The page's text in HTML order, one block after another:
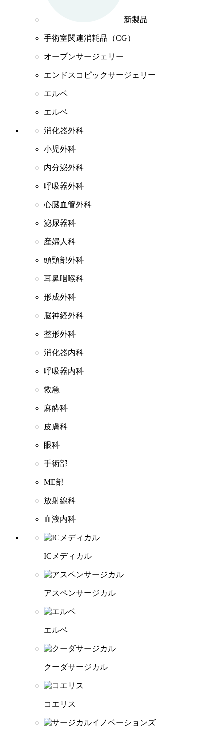
新製品
手術室関連消耗品（CG）
オープンサージェリー
エンドスコピックサージェリー
エルベ
エルベ
消化器外科
小児外科
内分泌外科
呼吸器外科
心臓血管外科
泌尿器科
産婦人科
頭頸部外科
耳鼻咽喉科
形成外科
脳神経外科
整形外科
消化器内科
呼吸器内科
救急
麻酔科
皮膚科
眼科
手術部
ME部
放射線科
血液内科
ICメディカル
アスペンサージカル
エルベ
クーダサージカル
コエリス